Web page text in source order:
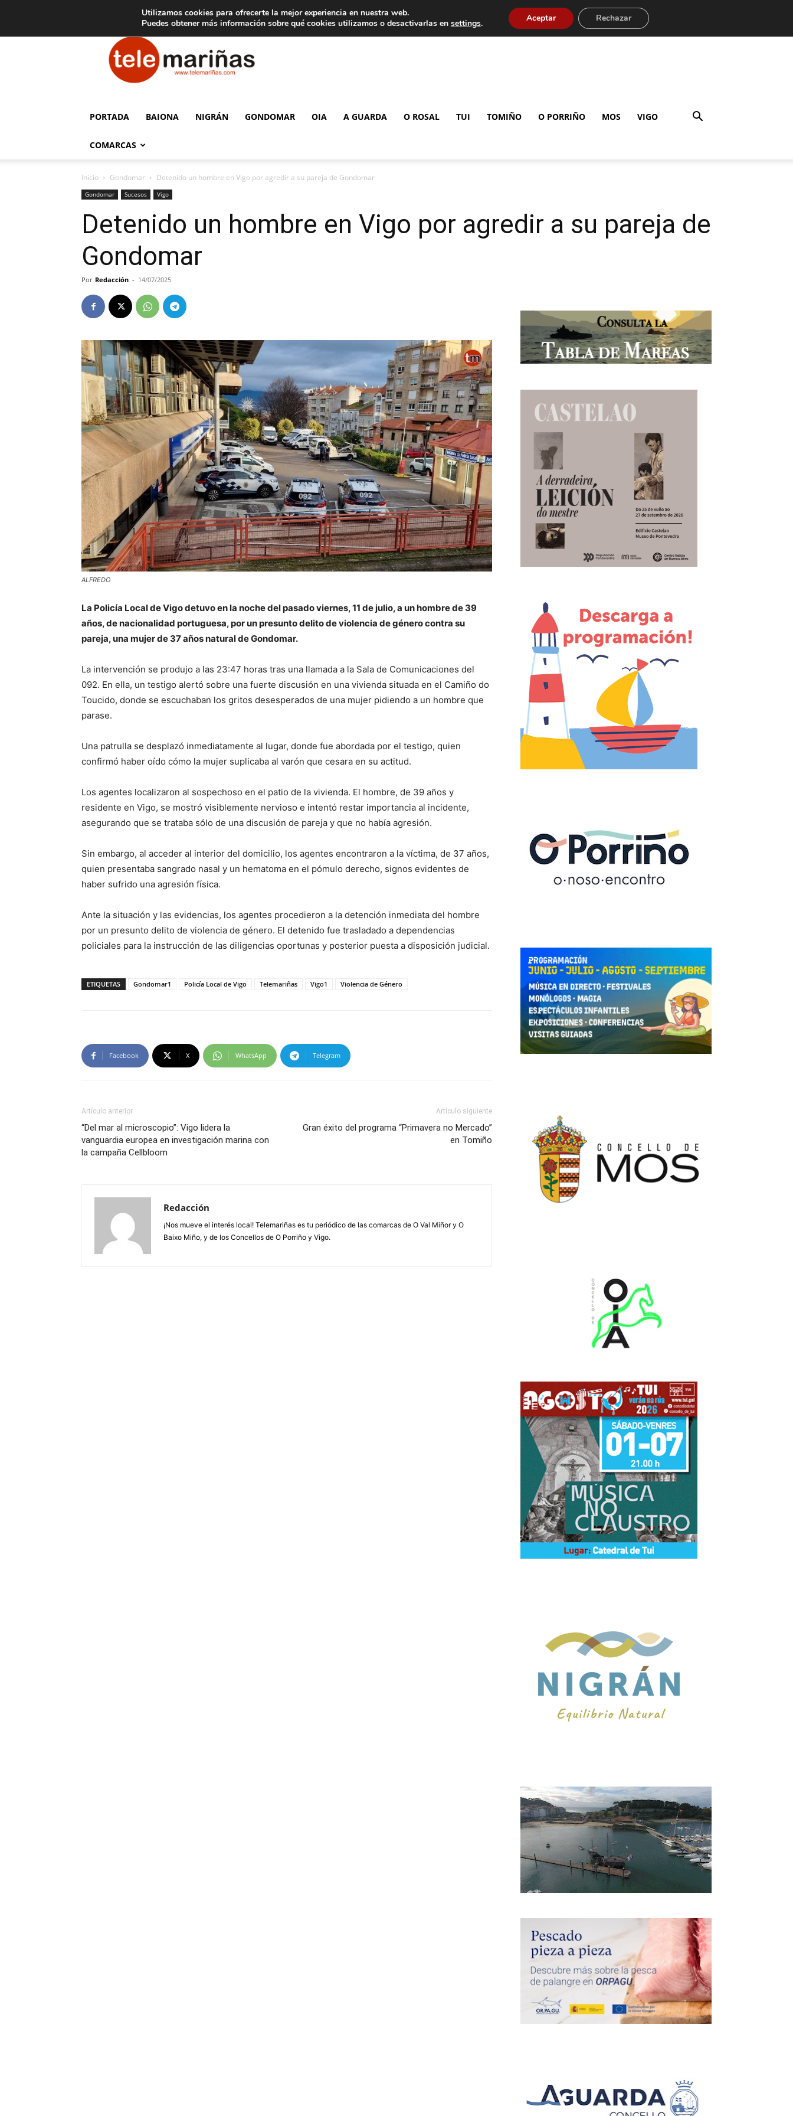
Aviso legal Tarifas de publicidad
Telemariñas
PORTADA BAIONA NIGRÁN GONDOMAR OIA A GUARDA O ROSAL TUI TOMIÑO O PORRIÑO MOS VIGO
COMARCAS
Inicio Gondomar Detenido un hombre en Vigo por agredir a su pareja de Gondomar
Gondomar Sucesos Vigo
Detenido un hombre en Vigo por agredir a su pareja de
Gondomar
Por Redacción - 14/07/2025
ALFREDO
La Policía Local de Vigo detuvo en la noche del pasado viernes, 11 de julio, a un hombre de 39
años, de nacionalidad portuguesa, por un presunto delito de violencia de género contra su
pareja, una mujer de 37 años natural de Gondomar.
La intervención se produjo a las 23:47 horas tras una llamada a la Sala de Comunicaciones del
092. En ella, un testigo alertó sobre una fuerte discusión en una vivienda situada en el Camiño do
Toucido, donde se escuchaban los gritos desesperados de una mujer pidiendo a un hombre que
parase.
Una patrulla se desplazó inmediatamente al lugar, donde fue abordada por el testigo, quien
confirmó haber oído cómo la mujer suplicaba al varón que cesara en su actitud.
Los agentes localizaron al sospechoso en el patio de la vivienda. El hombre, de 39 años y
residente en Vigo, se mostró visiblemente nervioso e intentó restar importancia al incidente,
asegurando que se trataba sólo de una discusión de pareja y que no había agresión.
Sin embargo, al acceder al interior del domicilio, los agentes encontraron a la víctima, de 37 años,
quien presentaba sangrado nasal y un hematoma en el pómulo derecho, signos evidentes de
haber sufrido una agresión física.
Ante la situación y las evidencias, los agentes procedieron a la detención inmediata del hombre
por un presunto delito de violencia de género. El detenido fue trasladado a dependencias
policiales para la instrucción de las diligencias oportunas y posterior puesta a disposición judicial.
ETIQUETAS Gondomar1 Policía Local de Vigo Telemariñas Vigo1 Violencia de Género
Facebook X WhatsApp Telegram
Artículo anterior
“Del mar al microscopio”: Vigo lidera la
vanguardia europea en investigación marina con
la campaña Cellbloom
Artículo siguiente
Gran éxito del programa “Primavera no Mercado”
en Tomiño
Redacción
¡Nos mueve el interés local! Telemariñas es tu periódico de las comarcas de O Val Miñor y O
Baixo Miño, y de los Concellos de O Porriño y Vigo.
Utilizamos cookies para ofrecerte la mejor experiencia en nuestra web.
Puedes obtener más información sobre qué cookies utilizamos o desactivarlas en settings. Aceptar Rechazar